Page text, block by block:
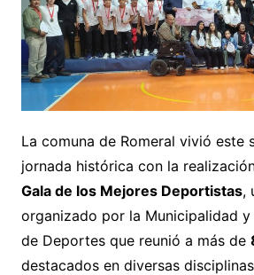
La comuna de Romeral vivió este
jornada histórica con la
Gala de los Mejores Deportistas,
organizado por la Municipalidad
de Deportes que reunió a más de
destacados en diversas